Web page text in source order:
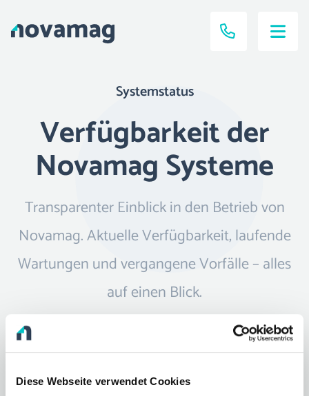
Diese Webseite verwendet Cookies
Verfügbarkeit der
Novamag Systeme
Systemstatus
Transparenter Einblick in den Betrieb von
Novamag. Aktuelle Verfügbarkeit, laufende
Wartungen und vergangene Vorfälle – alles
auf einen Blick.
Status Seite aufrufen